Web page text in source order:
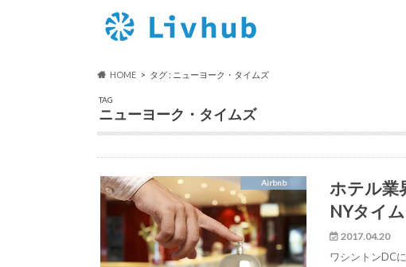
HOME タグ : ニューヨーク・タイムズ
TAG
ニューヨーク・タイムズ
Airbnb
ホテル業
NYタイ
2017.04.20
ワシントンDC